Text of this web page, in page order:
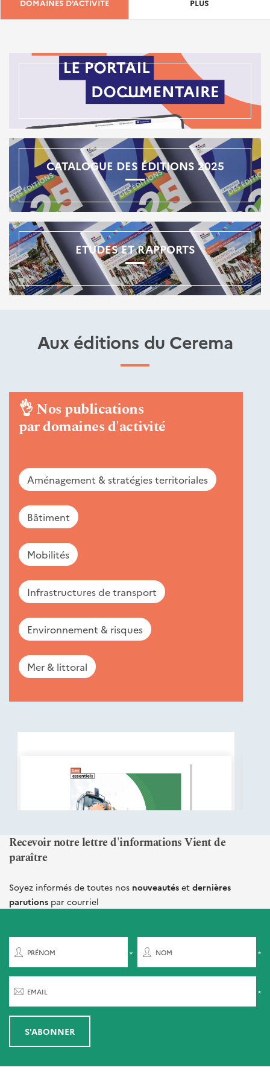
DOMAINES D'ACTIVITÉ PLUS
CATALOGUE DES ÉDITIONS 2025
ETUDES ET RAPPORTS
Aux éditions du Cerema
👌Nos publications
par domaines d'activité
Aménagement & stratégies territoriales
Bâtiment
Mobilités
Infrastructures de transport
Environnement & risques
Mer & littoral
Nouveautés
Recevoir notre lettre d'informations Vient de
paraître
Soyez informés de toutes nos nouveautés et dernières
parutions par courriel
PRÉNOM NOM
EMAIL
S'ABONNER